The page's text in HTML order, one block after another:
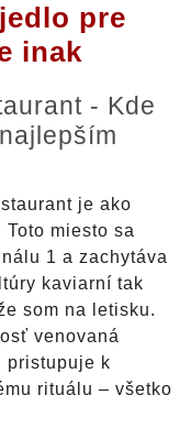
pre
inak
- Kde
je ako
miesto sa
1 a zachytáva
kaviarní tak
som na letisku.
venovaná
pristupuje k
rituálu – všetko